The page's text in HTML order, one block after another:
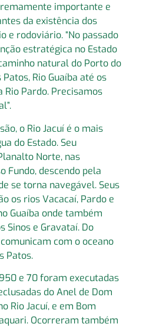
importante e
da existência dos
rodoviário. “No passado
estratégica no Estado
natural do Porto do
Rio Guaíba até os
Pardo. Precisamos
o Rio Jacuí é o mais
do Estado. Seu
Norte, nas
Fundo, descendo pela
se torna navegável. Seus
os rios Vacacaí, Pardo e
Guaíba onde também
Sinos e Gravataí. Do
com o oceano
Patos.
e 70 foram executadas
do Anel de Dom
Rio Jacuí, e em Bom
Ocorreram também